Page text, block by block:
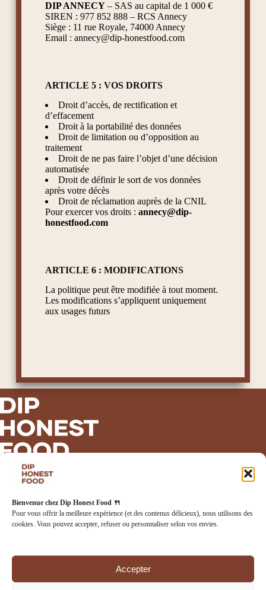
Bienvenue chez Dip Honest Food 🍴
Pour vous offrir la meilleure expérience (et des contenus délicieux), nous utilisons des
cookies. Vous pouvez accepter, refuser ou personnaliser selon vos envies.
Accepter
DIP ANNECY– SAS au capital de 1 000 €
SIREN : 977 852 888 – RCS Annecy
Siège : 11 rue Royale, 74000 Annecy
Email : annecy@dip-honestfood.com
ARTICLE 5 : VOS DROITS
Droit d’accès, de rectification et
d’effacement
Droit à la portabilité des données
Droit de limitation ou d’opposition au
traitement
Droit de ne pas faire l’objet d’une décision
automatisée
Droit de définir le sort de vos données
après votre décès
Droit de réclamation auprès de la CNIL
Pour exercer vos droits : annecy@dip-
honestfood.com
ARTICLE 6 : MODIFICATIONS
La politique peut être modifiée à tout moment.
Les modifications s’appliquent uniquement
aux usages futurs
INFORMATIONS LÉGALES
Mentions légales
Politique de confidentialité
Politique de cookies